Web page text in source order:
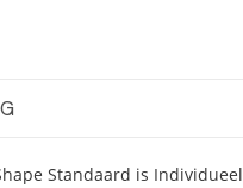
Standaard is Individueel